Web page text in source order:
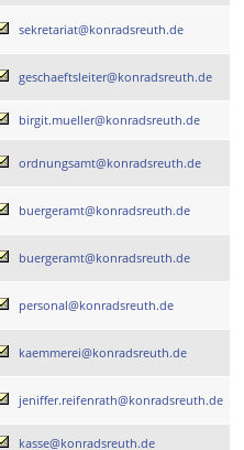
sekretariat@konradsreuth.de
geschaeftsleiter@konradsreuth.de
birgit.mueller@konradsreuth.de
ordnungsamt@konradsreuth.de
buergeramt@konradsreuth.de
buergeramt@konradsreuth.de
personal@konradsreuth.de
kaemmerei@konradsreuth.de
jeniffer.reifenrath@konradsreuth.de
kasse@konradsreuth.de